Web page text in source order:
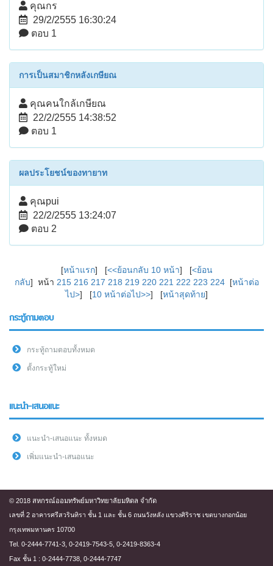
คุณกร
29/2/2555 16:30:24
ตอบ 1
การเป็นสมาชิกหลังเกษียณ
คุณคนใกล้เกษียณ
22/2/2555 14:38:52
ตอบ 1
ผลประโยชน์ของทายาท
คุณpui
22/2/2555 13:24:07
ตอบ 2
[หน้าแรก] [<<ย้อนกลับ 10 หน้า] [<ย้อน
กลับ] หน้า 215 216 217 218 219 220 221 222 223 224[หน้าต่อ
ไป>] [10 หน้าต่อไป>>] [หน้าสุดท้าย]
กระทู้ถามตอบ
กระทู้ถามตอบทั้งหมด
ตั้งกระทู้ใหม่
แนะนำ-เสนอแนะ
แนะนำ-เสนอแนะ ทั้งหมด
เพิ่มแนะนำ-เสนอแนะ
© 2018 สหกรณ์ออมทรัพย์มหาวิทยาลัยมหิดล จำกัด
เลขที่ 2 อาคารศรีสวรินทิรา ชั้น 1 และ ชั้น 6 ถนนวังหลัง แขวงศิริราช เขตบางกอกน้อย
กรุงเทพมหานคร 10700
Tel. 0-2444-7741-3, 0-2419-7543-5, 0-2419-8363-4
Fax ชั้น 1 : 0-2444-7738, 0-2444-7747